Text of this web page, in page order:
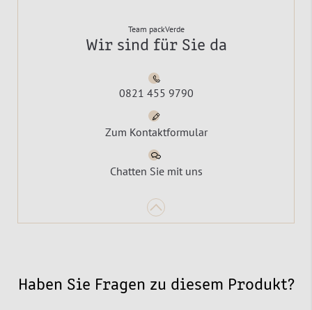
Team packVerde
Wir sind für Sie da
0821 455 9790
Zum Kontaktformular
Chatten Sie mit uns
Haben Sie Fragen zu diesem Produkt?